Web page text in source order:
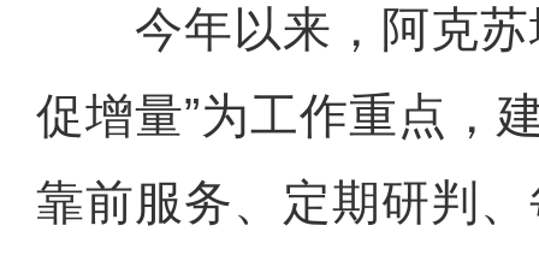
今年以来，阿克苏
促增量”为工作重点，
靠前服务、定期研判